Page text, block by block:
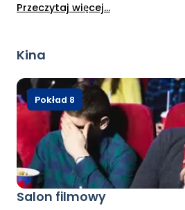
bezpłatną herbatą lub kawą.
lat.
Przeczytaj więcej...
Kina
Salon filmowy
Pokład 8